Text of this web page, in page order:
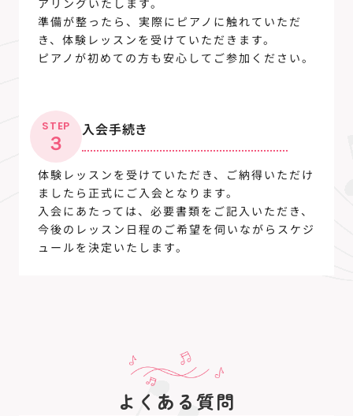
準備が整ったら、実際にピアノに触れていただ
き、体験レッスンを受けていただきます。
ピアノが初めての方も安心してご参加ください。
STEP
３
入会手続き
体験レッスンを受けていただき、ご納得いただけ
ましたら正式にご入会となります。
入会にあたっては、必要書類をご記入いただき、
今後のレッスン日程のご希望を伺いながらスケジ
ュールを決定いたします。
よくある質問